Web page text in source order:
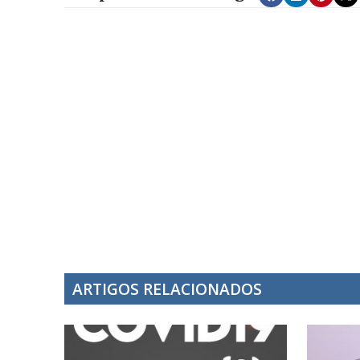
ARTIGOS RELACIONADOS